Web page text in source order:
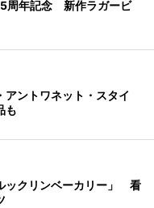
周年記念 新作ラガービ
ントワネット・スタイ
も
ックリンベーカリー」 看